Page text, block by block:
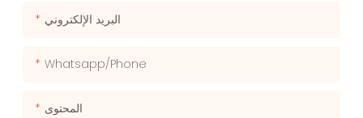
البريد الإلكتروني
Whatsapp/phone
المحتوى